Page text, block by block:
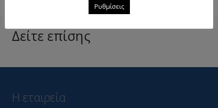
Δείτε επίσης
Η εταιρεία
Ρυθμίσεις